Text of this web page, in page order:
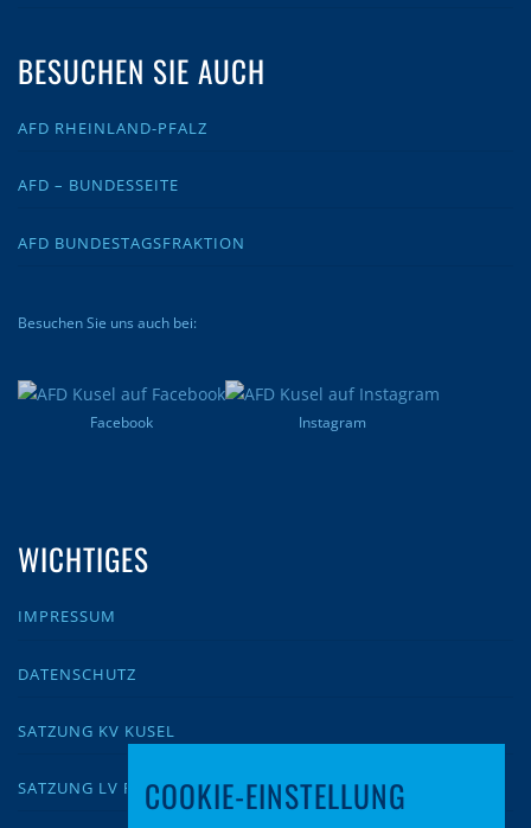
BESUCHEN SIE AUCH
AFD RHEINLAND-PFALZ
AFD – BUNDESSEITE
AFD BUNDESTAGSFRAKTION
Besuchen Sie uns auch bei:
Facebook Instagram
WICHTIGES
IMPRESSUM
DATENSCHUTZ
SATZUNG KV KUSEL
SATZUNG LV RLPCOOKIE-EINSTELLUNG